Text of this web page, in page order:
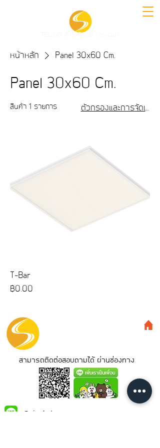
TEL.061-615-0600 (คุณเวฟ)
หน้าหลัก Panel 30x60 Cm.
Panel 30x60 Cm.
สินค้า 1 รายการ ตัวกรองและการจัดเรียง
T-Bar
ราคา
฿0.00
สามารถติดต่อสอบถามได้ ผ่านช่องทาง
@siamled